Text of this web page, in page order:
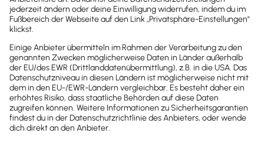
dein Postfach
wichtige News zu
Gesetzesänderungen,
hilfreiche Praxis-Tipps und
kostenlose Tools für
Unternehmen erhalten?
Dann abonniere unseren